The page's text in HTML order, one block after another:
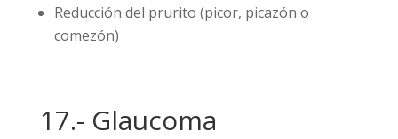
Reducción del prurito (picor, picazón o
comezón)
17.- Glaucoma